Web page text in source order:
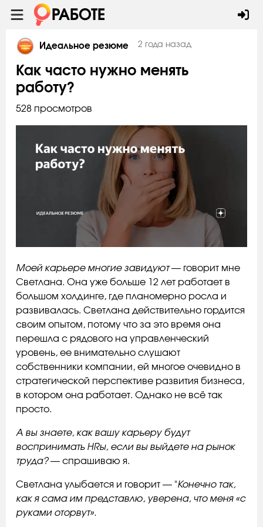
Идеальное резюме 2 года назад
Как часто нужно менять
работу?
528 просмотров
Моей карьере многие завидуют— говорит мне
Светлана. Она уже больше 12 лет работает в
большом холдинге, где планомерно росла и
развивалась. Светлана действительно гордится
своим опытом, потому что за это время она
перешла с рядового на управленческий
уровень, ее внимательно слушают
собственники компании, ей многое очевидно в
стратегической перспективе развития бизнеса,
в котором она работает. Однако не всё так
просто.
А вы знаете, как вашу карьеру будут
воспринимать HRы, если вы выйдете на рынок
труда?— спрашиваю я.
Светлана улыбается и говорит — "Конечно так,
как я сама им представлю, уверена, что меня «с
руками оторвут».